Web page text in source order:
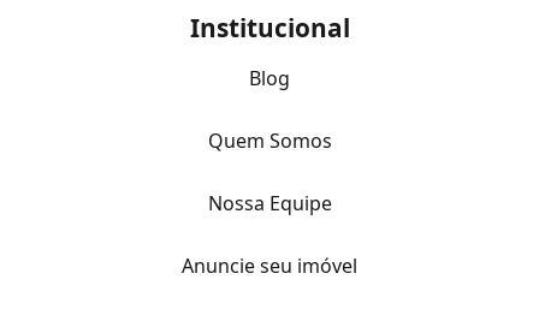
Institucional
Blog
Quem Somos
Nossa Equipe
Anuncie seu imóvel